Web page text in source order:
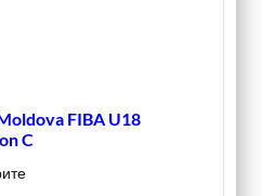
FIBA U18
C